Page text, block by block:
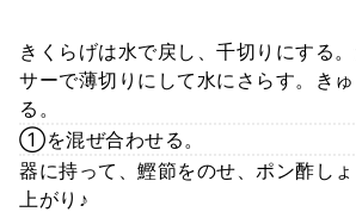
きくらげは水で戻し、千切りにする
サーで薄切りにして水にさらす。き
る。
①を混ぜ合わせる。
器に持って、鰹節をのせ、ポン酢し
上がり♪